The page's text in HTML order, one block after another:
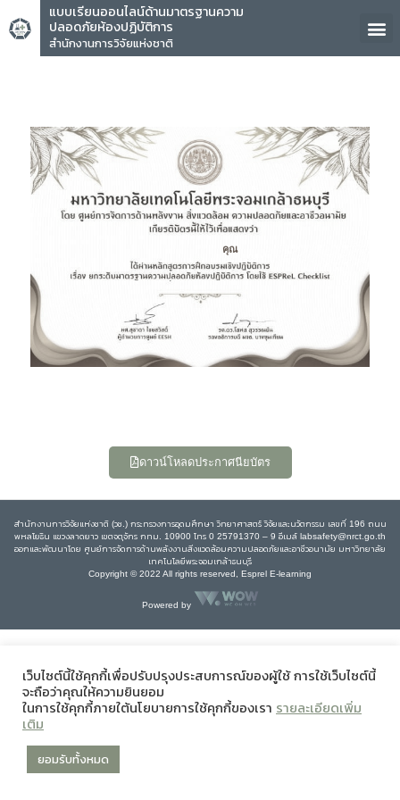
แบบเรียนออนไลน์ด้านมาตรฐานความ
ปลอดภัยห้องปฏิบัติการ
สำนักงานการวิจัยแห่งชาติ
คุณ
ดาวน์โหลดประกาศนียบัตร
สำนักงานการวิจัยแห่งชาติ (วช.) กระทรวงการอุดมศึกษา วิทยาศาสตร์ วิจัยและนวัตกรรม เลขที่ 196 ถนน
พหลโยธิน แขวงลาดยาว เขตจตุจักร กทม. 10900 โทร 0 25791370 – 9 อีเมล์ labsafety@nrct.go.th
ออกและพัฒนาโดย ศูนย์การจัดการด้านพลังงานสิ่งแวดล้อมความปลอดภัยและอาชีวอนามัย มหาวิทยาลัย
เทคโนโลยีพระจอมเกล้าธนบุรี
Copyright © 2022 All rights reserved, Esprel E-learning
Powered by
เว็บไซต์นี้ใช้คุกกี้เพื่อปรับปรุงประสบการณ์ของผู้ใช้ การใช้เว็บไซต์นี้
จะถือว่าคุณให้ความยินยอม
ในการใช้คุกกี้ภายใต้นโยบายการใช้คุกกี้ของเรา รายละเอียดเพิ่ม
เติม
ยอมรับทั้งหมด